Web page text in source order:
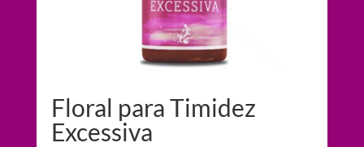
Floral para Timidez
Excessiva